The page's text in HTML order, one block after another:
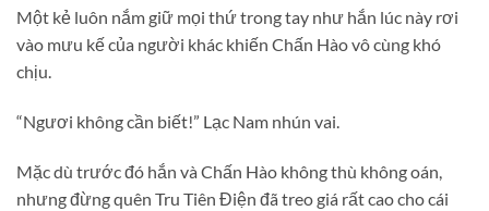
Một kẻ luôn nắm giữ mọi thứ trong tay như hắn lúc này rơi
vào mưu kế của người khác khiến Chấn Hào vô cùng khó
chịu.
“Ngươi không cần biết!” Lạc Nam nhún vai.
Mặc dù trước đó hắn và Chấn Hào không thù không oán,
nhưng đừng quên Tru Tiên Điện đã treo giá rất cao cho cái